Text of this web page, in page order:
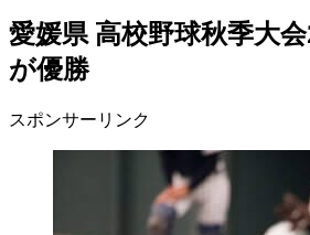
愛媛県 高校野球秋季大
が優勝
スポンサーリンク